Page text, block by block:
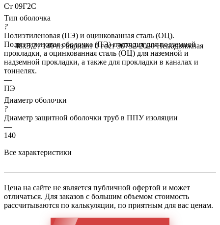
48x3,2 / 140 пэ вариант б гост 30732-2020 Неподвижная
Ст 09Г2С
Тип оболочка
?
Полиэтиленовая (ПЭ) и оцинкованная сталь (ОЦ).
Полиэтиленовая оболочка (ПЭ) подходит для подземной
прокладки, а оцинкованная сталь (ОЦ) для наземной и
надземной прокладки, а также для прокладки в каналах и
тоннелях.
—
ПЭ
Диаметр оболочки
?
Диаметр защитной оболочки труб в ППУ изоляции
—
140
Все характеристики
Цена на сайте не является публичной офертой и может
отличаться. Для заказов с большим объемом стоимость
рассчитываются по калькуляции, по приятным для вас ценам.